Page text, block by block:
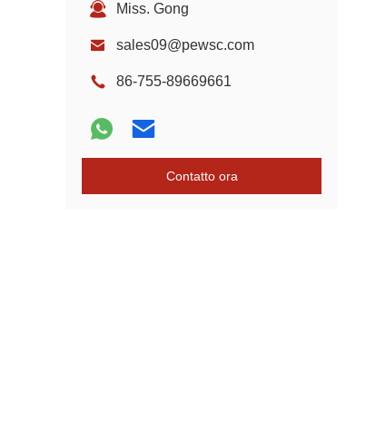
Miss. Gong
sales09@pewsc.com
86-755-89669661
Contatto ora